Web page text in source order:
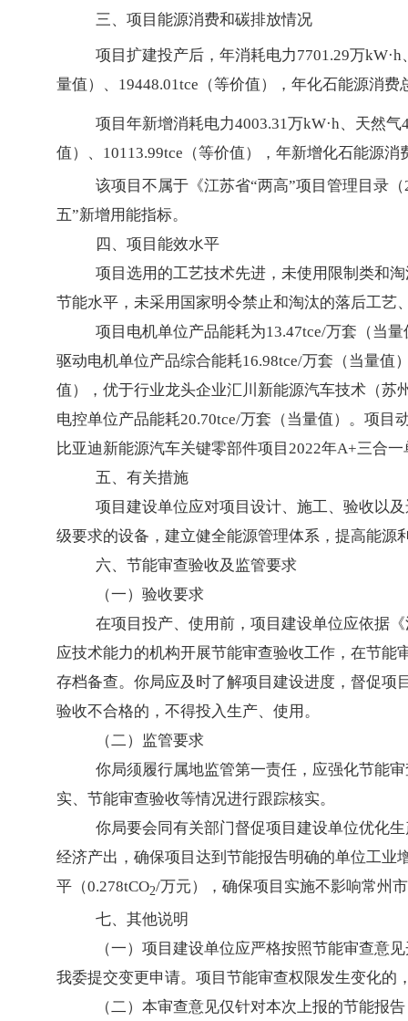
三、项目能源消费和碳排放情况
项目扩建投产后，年消耗电力7701.29万kW·h
量值）、19448.01tce（等价值），年化石能源消
项目年新增消耗电力4003.31万kW·h、天然气
值）、10113.99tce（等价值），年新增化石能源
该项目不属于《江苏省“两高”项目管理目录
五”新增用能指标。
四、项目能效水平
项目选用的工艺技术先进，未使用限制类和
节能水平，未采用国家明令禁止和淘汰的落后工艺
项目电机单位产品能耗为13.47tce/万套（当
驱动电机单位产品综合能耗16.98tce/万套（当量值
值），优于行业龙头企业汇川新能源汽车技术（苏
电控单位产品能耗20.70tce/万套（当量值）。项
比亚迪新能源汽车关键零部件项目2022年A+三合
五、有关措施
项目建设单位应对项目设计、施工、验收以
级要求的设备，建立健全能源管理体系，提高能
六、节能审查验收及监管要求
（一）验收要求
在项目投产、使用前，项目建设单位应依据
应技术能力的机构开展节能审查验收工作，在节
存档备查。你局应及时了解项目建设进度，督促
验收不合格的，不得投入生产、使用。
（二）监管要求
你局须履行属地监管第一责任，应强化节能
实、节能审查验收等情况进行跟踪核实。
你局要会同有关部门督促项目建设单位优化
经济产出，确保项目达到节能报告明确的单位工业
平（0.278tCO2/万元），确保项目实施不影响常州
七、其他说明
（一）项目建设单位应严格按照节能审查意
我委提交变更申请。项目节能审查权限发生变化的
（二）本审查意见仅针对本次上报的节能报